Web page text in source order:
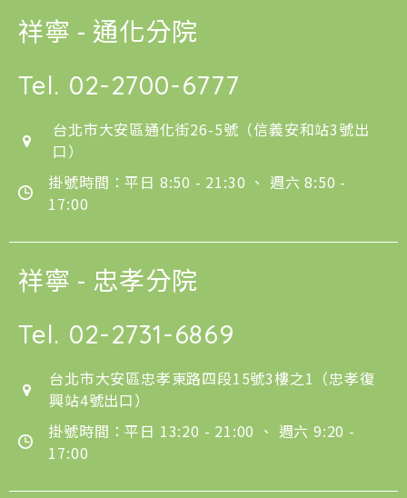
祥寧 - 通化分院
Tel. 02-2700-6777
台北市大安區通化街26-5號（信義安和站3號出
口）
掛號時間：平日 8:50 - 21:30 、 週六 8:50 -
17:00
祥寧 - 忠孝分院
Tel. 02-2731-6869
台北市大安區忠孝東路四段15號3樓之1（忠孝復
興站4號出口）
掛號時間：平日 13:20 - 21:00 、 週六 9:20 -
17:00